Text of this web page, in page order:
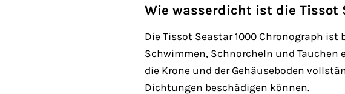
Wie wasserdicht ist die Tissot
Die Tissot Seastar 1000 Chronograph
Schwimmen, Schnorcheln und
die Krone und der Gehäuseboden
Dichtungen beschädigen können.